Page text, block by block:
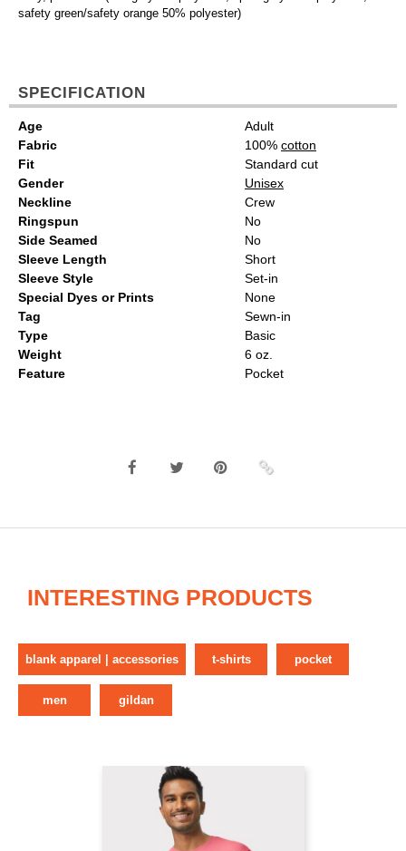
safety green/safety orange 50% polyester)
SPECIFICATION
Age
Adult
Fabric
100% cotton
Fit
Standard cut
Gender
Unisex
Neckline
Crew
Ringspun
No
Side Seamed
No
Sleeve Length
Short
Sleeve Style
Set-in
Special Dyes or Prints
None
Tag
Sewn-in
Type
Basic
Weight
6 oz.
Feature
Pocket
INTERESTING PRODUCTS
blank apparel | accessories t-shirts pocket
men gildan